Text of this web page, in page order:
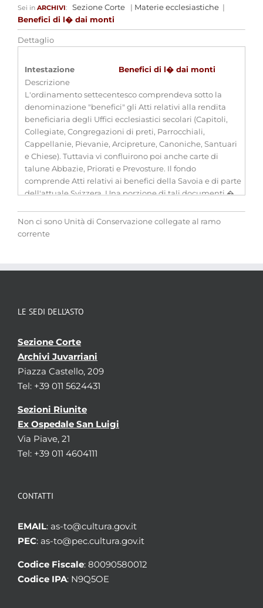
Sei in ARCHIVI: Sezione Corte | Materie ecclesiastiche |
Benefici di l� dai monti
Dettaglio
Intestazione
Benefici di l� dai monti
Descrizione
L'ordinamento settecentesco comprendeva sotto la
denominazione "benefici" gli Atti relativi alla rendita
beneficiaria degli Uffici ecclesiastici secolari (Capitoli,
Collegiate, Congregazioni di preti, Parrocchiali,
Cappellanie, Pievanie, Arcipreture, Canoniche, Santuari
e Chiese). Tuttavia vi confluirono poi anche carte di
talune Abbazie, Priorati e Prevosture. Il fondo
comprende Atti relativi ai benefici della Savoia e di parte
dell'attuale Svizzera. Una porzione di tali documenti �
del 1949.
Estremi cronologici
Consistenza
28 bb.
Non ci sono Unità di Conservazione collegate al ramo
corrente
LE SEDI DELL’ASTO
Sezione Corte
Archivi Juvarriani
Piazza Castello, 209
Tel: +39 011 5624431
Sezioni Riunite
Ex Ospedale San Luigi
Via Piave, 21
Tel: +39 011 4604111
CONTATTI
EMAIL: as-to@cultura.gov.it
PEC: as-to@pec.cultura.gov.it
Codice Fiscale: 80090580012
Codice IPA: N9Q5OE